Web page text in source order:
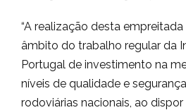
“A realização desta
âmbito do trabalho regular da
Portugal de investimento na
níveis de qualidade e
rodoviárias nacionais, ao